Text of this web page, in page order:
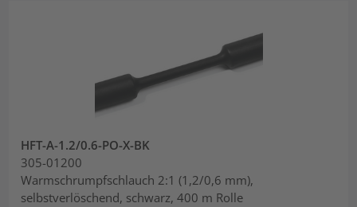
HFT-A-1.2/0.6-PO-X-BK
305-01200
Warmschrumpfschlauch 2:1 (1,2/0,6 mm),
selbstverlöschend, schwarz, 400 m Rolle